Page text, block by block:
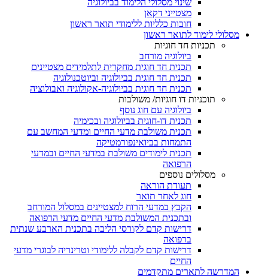
שינוי מסלולי הלימוד בביולוגיה
מצטייני דקאן
חובות כלליות ללימודי תואר ראשון
מסלולי לימוד לתואר ראשון
תכניות חד חוגיות
ביולוגיה מורחב
תכנית חד חוגית מחקרית לתלמידים מצטיינים
תכנית חד חוגית בביולוגיה וביוטכנולוגיה
תכנית חד חוגית בביולוגיה-אקולוגיה ואבולוציה
תוכניות דו חוגיות/ משולבות
ביולוגיה עם חוג נוסף
תכנית דו-חוגית בביולוגיה ובכימיה
תכנית משולבת מדעי החיים ומדעי המחשב עם
התמחות בביואינפורמטיקה
תכנית לימודים משולבת במדעי החיים ובמדעי
הרפואה
מסלולים נוספים
תעודת הוראה
חוג לאחר תואר
הקבץ במדעי הרוח למצטיינים במסלול המורחב
ובתכנית המשולבת מדעי החיים מדעי הרפואה
דרישות קדם לקורסי הליבה בתכנית הארבע שנתית
ברפואה
דרישות קדם לקבלה ללימודי וטרינריה לבוגרי מדעי
החיים
המדרשה לתארים מתקדמים